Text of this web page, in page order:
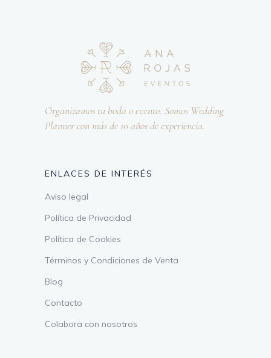
Organizamos tu boda o evento. Somos Wedding
Planner con más de 10 años de experiencia.
ENLACES DE INTERÉS
Aviso legal
Política de Privacidad
Política de Cookies
Términos y Condiciones de Venta
Blog
Contacto
Colabora con nosotros